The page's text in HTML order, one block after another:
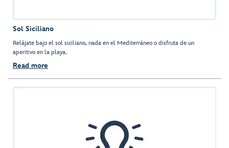
Sol Siciliano
Relájate bajo el sol siciliano, nada en el Mediterráneo o disfruta de un
aperitivo en la playa.
Read more